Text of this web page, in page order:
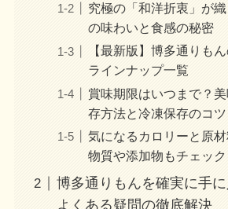
究極の「和洋折衷」が
の味わいと食感の秘密
【最新版】博多通りも
ラインナップ一覧
賞味期限はいつまで？
存方法と冷凍保存のコツ
気になるカロリーと原
物質や添加物もチェック
博多通りもんを確実に手
よくある疑問の徹底解決